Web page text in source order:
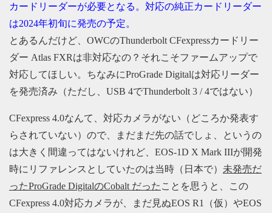
カードリーダーが必要となる。対応の純正カードリーダー
は2024年初旬に発売の予定。
とあるんだけど、OWCのThunderbolt CFexpressカードリー
ダー Atlas FXRは非対応なの？それこそファームアップで
対応してほしい。ちなみにProGrade Digitalは対応リーダー
を発売済み（ただし、USB 4でThunderbolt 3 / 4ではない）
CFexpress 4.0なんて、対応カメラがない（どころか発表す
らされていない）ので、まだまだ先の話でしょ、というの
は大きく間違ってはないけれど、EOS-1D X Mark IIIが開発
時にリファレンスとしていたのは当時（日本で） 未発売だ
ったProGrade DigitalのCobalt だった ことを思うと、この
CFexpress 4.0対応カメラが、まだ見ぬEOS R1（仮）やEOS